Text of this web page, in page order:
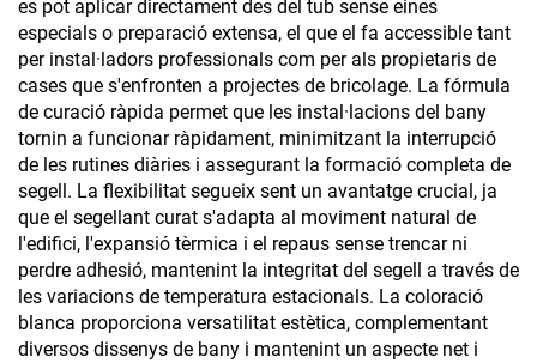
es pot aplicar directament des del tub sense eines
especials o preparació extensa, el que el fa accessible tant
per instal·ladors professionals com per als propietaris de
cases que s'enfronten a projectes de bricolage. La fórmula
de curació ràpida permet que les instal·lacions del bany
tornin a funcionar ràpidament, minimitzant la interrupció
de les rutines diàries i assegurant la formació completa de
segell. La flexibilitat segueix sent un avantatge crucial, ja
que el segellant curat s'adapta al moviment natural de
l'edifici, l'expansió tèrmica i el repaus sense trencar ni
perdre adhesió, mantenint la integritat del segell a través de
les variacions de temperatura estacionals. La coloració
blanca proporciona versatilitat estètica, complementant
diversos dissenys de bany i mantenint un aspecte net i